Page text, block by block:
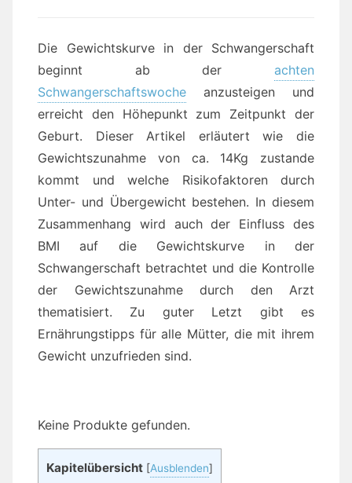
Die Gewichtskurve in der Schwangerschaft
beginnt ab der achten
Schwangerschaftswoche anzusteigen und
erreicht den Höhepunkt zum Zeitpunkt der
Geburt. Dieser Artikel erläutert wie die
Gewichtszunahme von ca. 14Kg zustande
kommt und welche Risikofaktoren durch
Unter- und Übergewicht bestehen. In diesem
Zusammenhang wird auch der Einfluss des
BMI auf die Gewichtskurve in der
Schwangerschaft betrachtet und die Kontrolle
der Gewichtszunahme durch den Arzt
thematisiert. Zu guter Letzt gibt es
Ernährungstipps für alle Mütter, die mit ihrem
Gewicht unzufrieden sind.
Keine Produkte gefunden.
Kapitelübersicht [Ausblenden]